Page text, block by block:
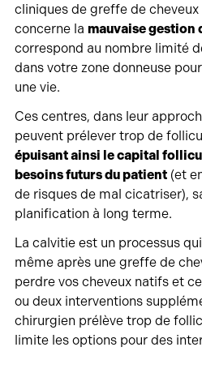
cliniques de greffe de cheveux
concerne la mauvaise
correspond au nombre limité
dans votre zone donneuse
une vie.
Ces centres, dans leur
peuvent prélever trop de
épuisant ainsi le capital
besoins futurs du patient(et
de risques de mal cicatriser),
planification à long terme.
La calvitie est un processus
même après une greffe de
perdre vos cheveux natifs et
ou deux interventions
chirurgien prélève trop de
limite les options pour des